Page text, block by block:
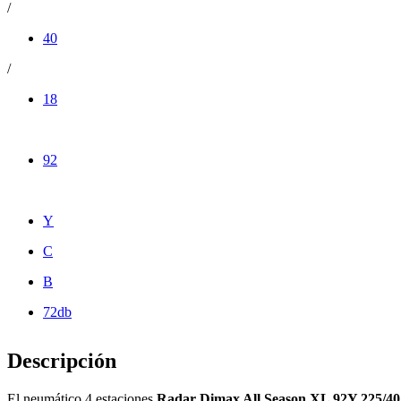
/
40
/
18
92
Y
C
B
72db
Descripción